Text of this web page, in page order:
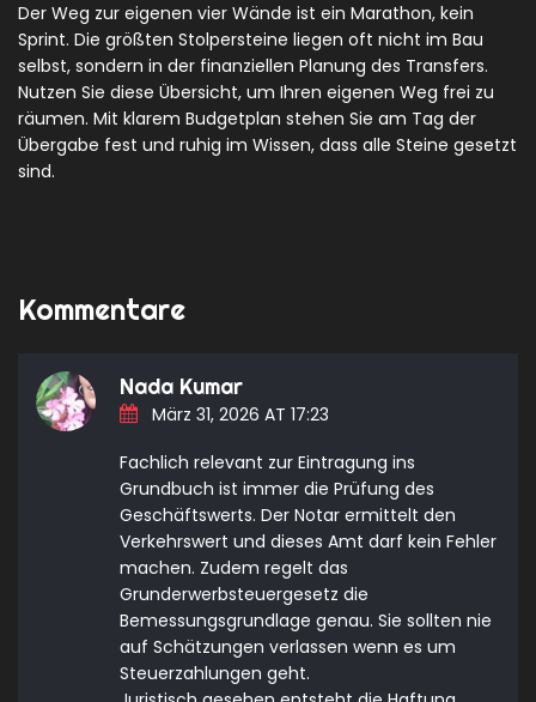
Der Weg zur eigenen vier Wände ist ein Marathon, kein
Sprint. Die größten Stolpersteine liegen oft nicht im Bau
selbst, sondern in der finanziellen Planung des Transfers.
Nutzen Sie diese Übersicht, um Ihren eigenen Weg frei zu
räumen. Mit klarem Budgetplan stehen Sie am Tag der
Übergabe fest und ruhig im Wissen, dass alle Steine gesetzt
sind.
Kommentare
Nada Kumar
März 31, 2026 AT 17:23
Fachlich relevant zur Eintragung ins
Grundbuch ist immer die Prüfung des
Geschäftswerts. Der Notar ermittelt den
Verkehrswert und dieses Amt darf kein Fehler
machen. Zudem regelt das
Grunderwerbsteuergesetz die
Bemessungsgrundlage genau. Sie sollten nie
auf Schätzungen verlassen wenn es um
Steuerzahlungen geht.